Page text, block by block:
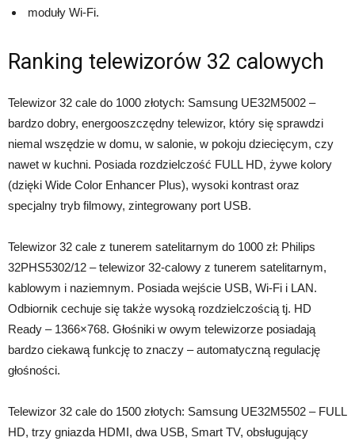
moduły Wi-Fi.
Ranking telewizorów 32 calowych
Telewizor 32 cale do 1000 złotych: Samsung UE32M5002 –
bardzo dobry, energooszczędny telewizor, który się sprawdzi
niemal wszędzie w domu, w salonie, w pokoju dziecięcym, czy
nawet w kuchni. Posiada rozdzielczość FULL HD, żywe kolory
(dzięki Wide Color Enhancer Plus), wysoki kontrast oraz
specjalny tryb filmowy, zintegrowany port USB.
Telewizor 32 cale z tunerem satelitarnym do 1000 zł: Philips
32PHS5302/12 – telewizor 32-calowy z tunerem satelitarnym,
kablowym i naziemnym. Posiada wejście USB, Wi-Fi i LAN.
Odbiornik cechuje się także wysoką rozdzielczością tj. HD
Ready – 1366×768. Głośniki w owym telewizorze posiadają
bardzo ciekawą funkcję to znaczy – automatyczną regulację
głośności.
Telewizor 32 cale do 1500 złotych: Samsung UE32M5502 – FULL
HD, trzy gniazda HDMI, dwa USB, Smart TV, obsługujący